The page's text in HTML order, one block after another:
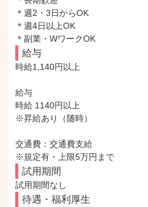
＊週2・3日からOK
＊週4日以上OK
＊副業・WワークOK
給与
時給1,140円以上
給与
時給 1140円以上
※昇給あり（随時）
交通費：交通費支給
※規定有・上限5万円まで
試用期間
試用期間なし
待遇・福利厚生